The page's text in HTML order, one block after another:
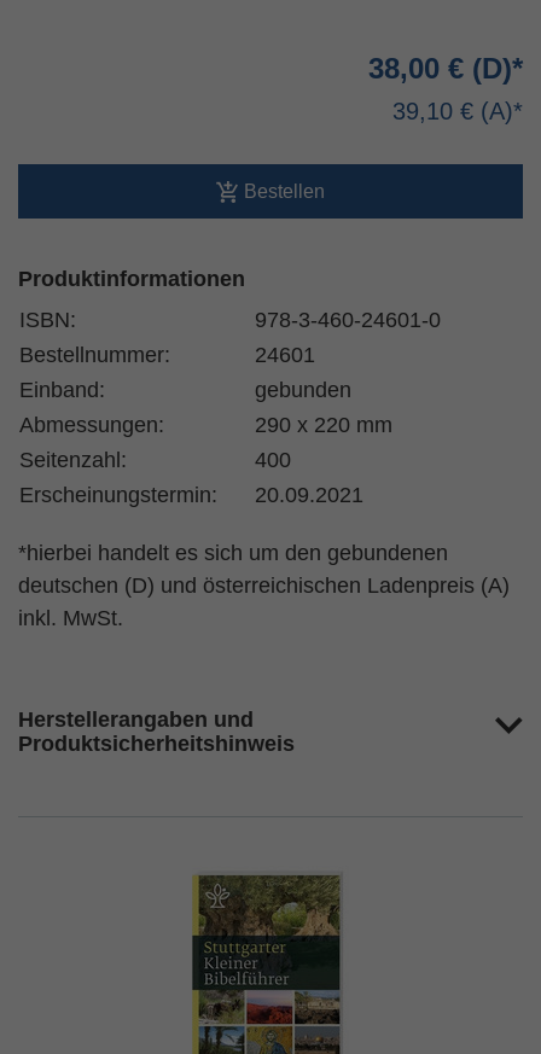
38,00 €
39,10 €
Bestellen
Produktinformationen
ISBN:
978-3-460-24601-0
Bestellnummer:
24601
Einband:
gebunden
Abmessungen:
290 x 220 mm
Seitenzahl:
400
Erscheinungstermin:
20.09.2021
*hierbei handelt es sich um den gebundenen
deutschen (D) und österreichischen Ladenpreis (A)
inkl. MwSt.
Herstellerangaben und
Produktsicherheitshinweis